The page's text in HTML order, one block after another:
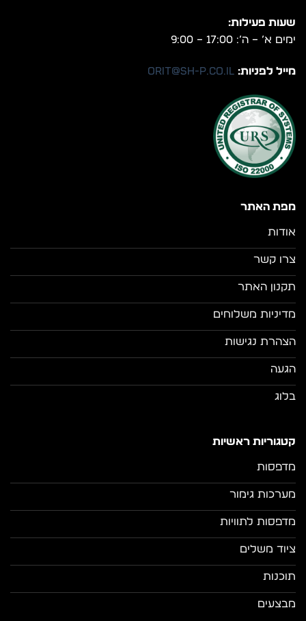
מפת האתר
אודות
צרו קשר
תקנון האתר
מדיניות משלוחים
הצהרת נגישות
הגעה
בלוג
קטגוריות ראשיות
מדפסות
מערכות גימור
מדפסות לתוויות
ציוד משלים
תוכנות
מבצעים
שעות פעילות:
ימים א’ – ה’: 17:00 – 9:00
מייל לפניות: orit@sh-p.co.il